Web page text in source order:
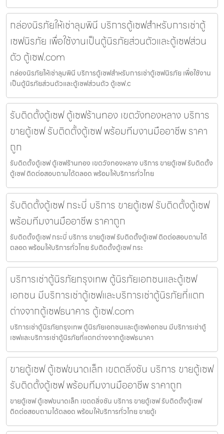
กล่องนิรภัยให้เช่าลุมพินี บริการตู้เซฟสำหรับการเช่าตู้
เซฟนิรภัย เพื่อใช้งานเป็นตู้นิรภัยส่วนตัวและตู้เซฟส่วน
ตัว ตู้เซฟ.com
กล่องนิรภัยให้เช่าลุมพินี บริการตู้เซฟสำหรับการเช่าตู้เซฟนิรภัย เพื่อใช้งาน
เป็นตู้นิรภัยส่วนตัวและตู้เซฟส่วนตัว ตู้เซฟ.c
รับติดตั้งตู้เซฟ ตู้เซฟร้านทอง เขตวังทองหลาง บริการ
ขายตู้เซฟ รับติดตั้งตู้เซฟ พร้อมทีมงานมืออาชีพ ราคา
ถูก
รับติดตั้งตู้เซฟ ตู้เซฟร้านทอง เขตวังทองหลาง บริการ ขายตู้เซฟ รับติดตั้ง
ตู้เซฟ ติดต่อสอบถามได้ตลอด พร้อมให้บริการทั่วไทย
รับติดตั้งตู้เซฟ กระบี่ บริการ ขายตู้เซฟ รับติดตั้งตู้เซฟ
พร้อมทีมงานมืออาชีพ ราคาถูก
รับติดตั้งตู้เซฟ กระบี่ บริการ ขายตู้เซฟ รับติดตั้งตู้เซฟ ติดต่อสอบถามได้
ตลอด พร้อมให้บริการทั่วไทย รับติดตั้งตู้เซฟ กระ
บริการเช่าตู้นิรภัยกรุงเทพ ตู้นิรภัยเอกชนและตู้เซฟ
เอกชน มีบริการเช่าตู้เซฟและบริการเช่าตู้นิรภัยที่แตก
ต่างจากตู้เซฟธนาคาร ตู้เซฟ.com
บริการเช่าตู้นิรภัยกรุงเทพ ตู้นิรภัยเอกชนและตู้เซฟเอกชน มีบริการเช่าตู้
เซฟและบริการเช่าตู้นิรภัยที่แตกต่างจากตู้เซฟธนาคา
ขายตู้เซฟ ตู้เซฟขนาดเล็ก เขตตลิ่งชัน บริการ ขายตู้เซฟ
รับติดตั้งตู้เซฟ พร้อมทีมงานมืออาชีพ ราคาถูก
ขายตู้เซฟ ตู้เซฟขนาดเล็ก เขตตลิ่งชัน บริการ ขายตู้เซฟ รับติดตั้งตู้เซฟ
ติดต่อสอบถามได้ตลอด พร้อมให้บริการทั่วไทย ขายตู้เ